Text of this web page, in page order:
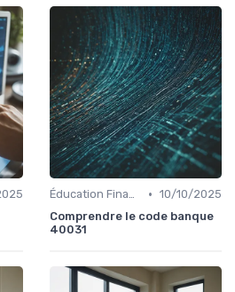
Éducation Financière • 10/10/2025
Comprendre le code banque
40031